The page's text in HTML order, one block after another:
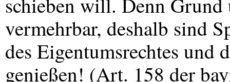
vermehrbar, deshalb sind
des Eigentumsrechtes und
genießen! (Art. 158 der